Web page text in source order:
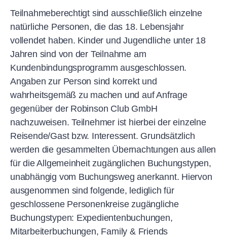
Teilnahmeberechtigt sind ausschließlich einzelne
natürliche Personen, die das 18. Lebensjahr
vollendet haben. Kinder und Jugendliche unter 18
Jahren sind von der Teilnahme am
Kundenbindungsprogramm ausgeschlossen.
Angaben zur Person sind korrekt und
wahrheitsgemäß zu machen und auf Anfrage
gegenüber der Robinson Club GmbH
nachzuweisen. Teilnehmer ist hierbei der einzelne
Reisende/Gast bzw. Interessent. Grundsätzlich
werden die gesammelten Übernachtungen aus allen
für die Allgemeinheit zugänglichen Buchungstypen,
unabhängig vom Buchungsweg anerkannt. Hiervon
ausgenommen sind folgende, lediglich für
geschlossene Personenkreise zugängliche
Buchungstypen: Expedientenbuchungen,
Mitarbeiterbuchungen, Family & Friends